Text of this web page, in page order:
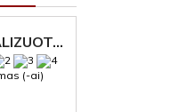
PERSONALIZUOTAS MEDALIS "1" SU GRAVIRUOTU TEKSTU
(-ai)